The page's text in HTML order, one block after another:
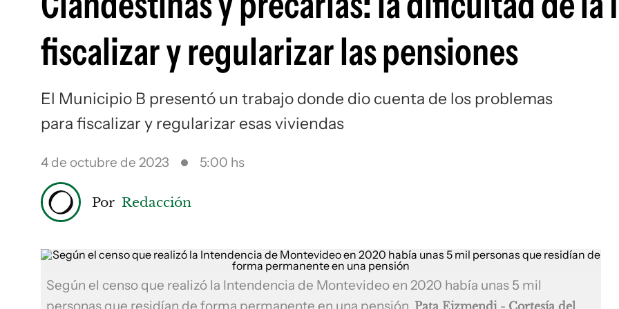
fiscalizar y regularizar las pensiones
El Municipio B presentó un trabajo donde dio cuenta de los problemas
para fiscalizar y regularizar esas viviendas
4 de octubre de 2023 5:00 hs
Por Redacción
Según el censo que realizó la Intendencia de Montevideo en 2020 había unas 5 mil
Pata Eizmendi - Cortesía del